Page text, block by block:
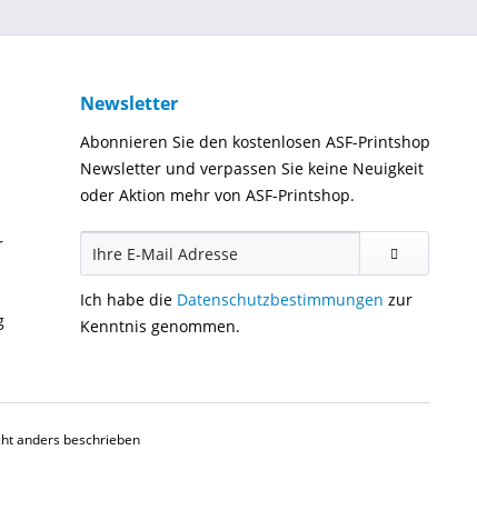
Newsletter
Abonnieren Sie den kostenlosen ASF-Printshop
Newsletter und verpassen Sie keine Neuigkeit
oder Aktion mehr von ASF-Printshop.
Ich habe die Datenschutzbestimmungen zur
Kenntnis genommen.
anders beschrieben